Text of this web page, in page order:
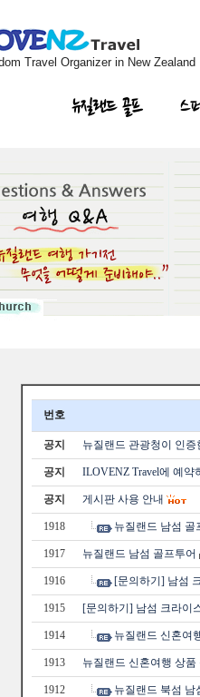
Travel Organizer in New Zealand
뉴질랜드 골프 스
번호
공지 뉴질랜드 관광청이 인증
공지 ILOVENZ Travel에 예약
공지 게시판 사용 안내
1918 뉴질랜드 남섬 골
1917 뉴질랜드 남섬 골프투어
1916 [문의하기] 남섬
1915 [문의하기] 남섬 크라이
1914 뉴질랜드 신혼여
1913 뉴질랜드 신혼여행 상품
1912 뉴질랜드 북섬